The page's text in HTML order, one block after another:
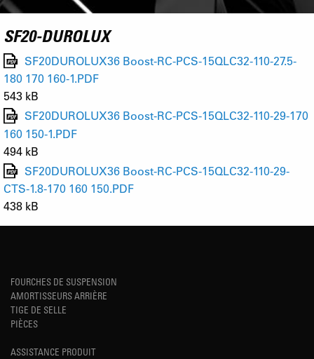
SF20-DUROLUX
SF20DUROLUX36 Boost-RC-PCS-15QLC32-110-27.5-
180 170 160-1.PDF
543 kB
SF20DUROLUX36 Boost-RC-PCS-15QLC32-110-29-170
160 150-1.PDF
494 kB
SF20DUROLUX36 Boost-RC-PCS-15QLC32-110-29-
CTS-1.8-170 160 150.PDF
438 kB
FOURCHES DE SUSPENSION
AMORTISSEURS ARRIÈRE
TIGE DE SELLE
PIÈCES
ASSISTANCE PRODUIT